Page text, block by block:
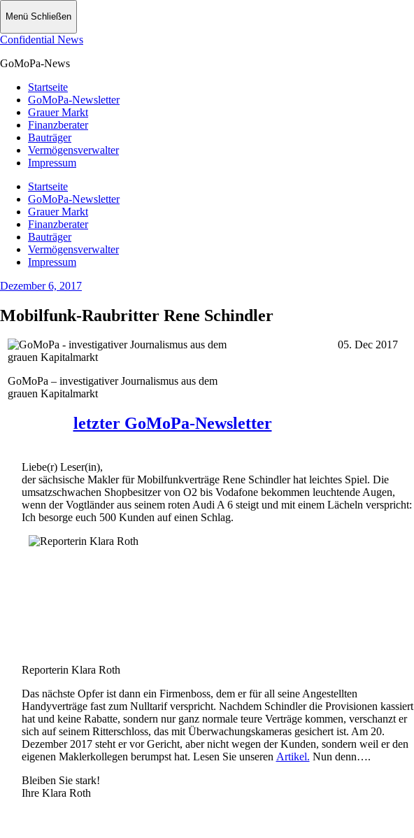
Menü Schließen
Confidential News
GoMoPa-News
Startseite
GoMoPa-Newsletter
Grauer Markt
Finanzberater
Bauträger
Vermögensverwalter
Impressum
Startseite
GoMoPa-Newsletter
Grauer Markt
Finanzberater
Bauträger
Vermögensverwalter
Impressum
Dezember 6, 2017
Mobilfunk-Raubritter Rene Schindler
GoMoPa – investigativer Journalismus aus dem
grauen Kapitalmarkt
letzter GoMoPa-Newsletter
05. Dec 2017
Liebe(r) Leser(in),
der sächsische Makler für Mobilfunkverträge Rene Schindler hat leichtes Spiel. Die
umsatzschwachen Shopbesitzer von O2 bis Vodafone bekommen leuchtende Augen,
wenn der Vogtländer aus seinem roten Audi A 6 steigt und mit einem Lächeln verspricht:
Ich besorge euch 500 Kunden auf einen Schlag.
Reporterin Klara Roth
Das nächste Opfer ist dann ein Firmenboss, dem er für all seine Angestellten
Handyverträge fast zum Nulltarif verspricht. Nachdem Schindler die Provisionen kassiert
hat und keine Rabatte, sondern nur ganz normale teure Verträge kommen, verschanzt er
sich auf seinem Ritterschloss, das mit Überwachungskameras gesichert ist. Am 20.
Dezember 2017 steht er vor Gericht, aber nicht wegen der Kunden, sondern weil er den
eigenen Maklerkollegen berumpst hat. Lesen Sie unseren Artikel. Nun denn….
Bleiben Sie stark!
Ihre Klara Roth